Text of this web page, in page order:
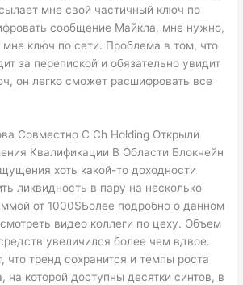
мне свой частичный ключ по
сообщение Майкла, мне нужно,
мне ключ по сети. Проблема в том, что
за перепиской и обязательно увидит
он легко сможет расшифровать все
Совместно С Ch Holding Открыли
Квалификации В Области Блокчейн
хоть какой-то доходности
ликвидность в пару на несколько
от 1000$Более подробно о данном
видео коллеги по цеху. Объем
увеличился более чем вдвое.
что тренд сохранится и темпы роста
на которой доступны десятки синтов, в